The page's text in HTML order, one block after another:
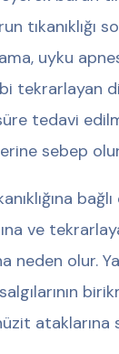
tıkanıklığı
uyku
tekrarlayan
tedavi
sebep
ve
neden olur.
ataklarına